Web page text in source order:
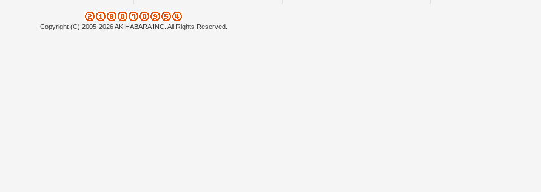
Copyright (C) 2005-2026 AKIHABARA INC. All Rights Reserved.